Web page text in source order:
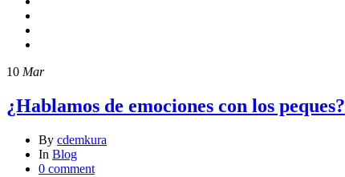
10 Mar
¿Hablamos de emociones con los peques?
By cdemkura
In Blog
0 comment